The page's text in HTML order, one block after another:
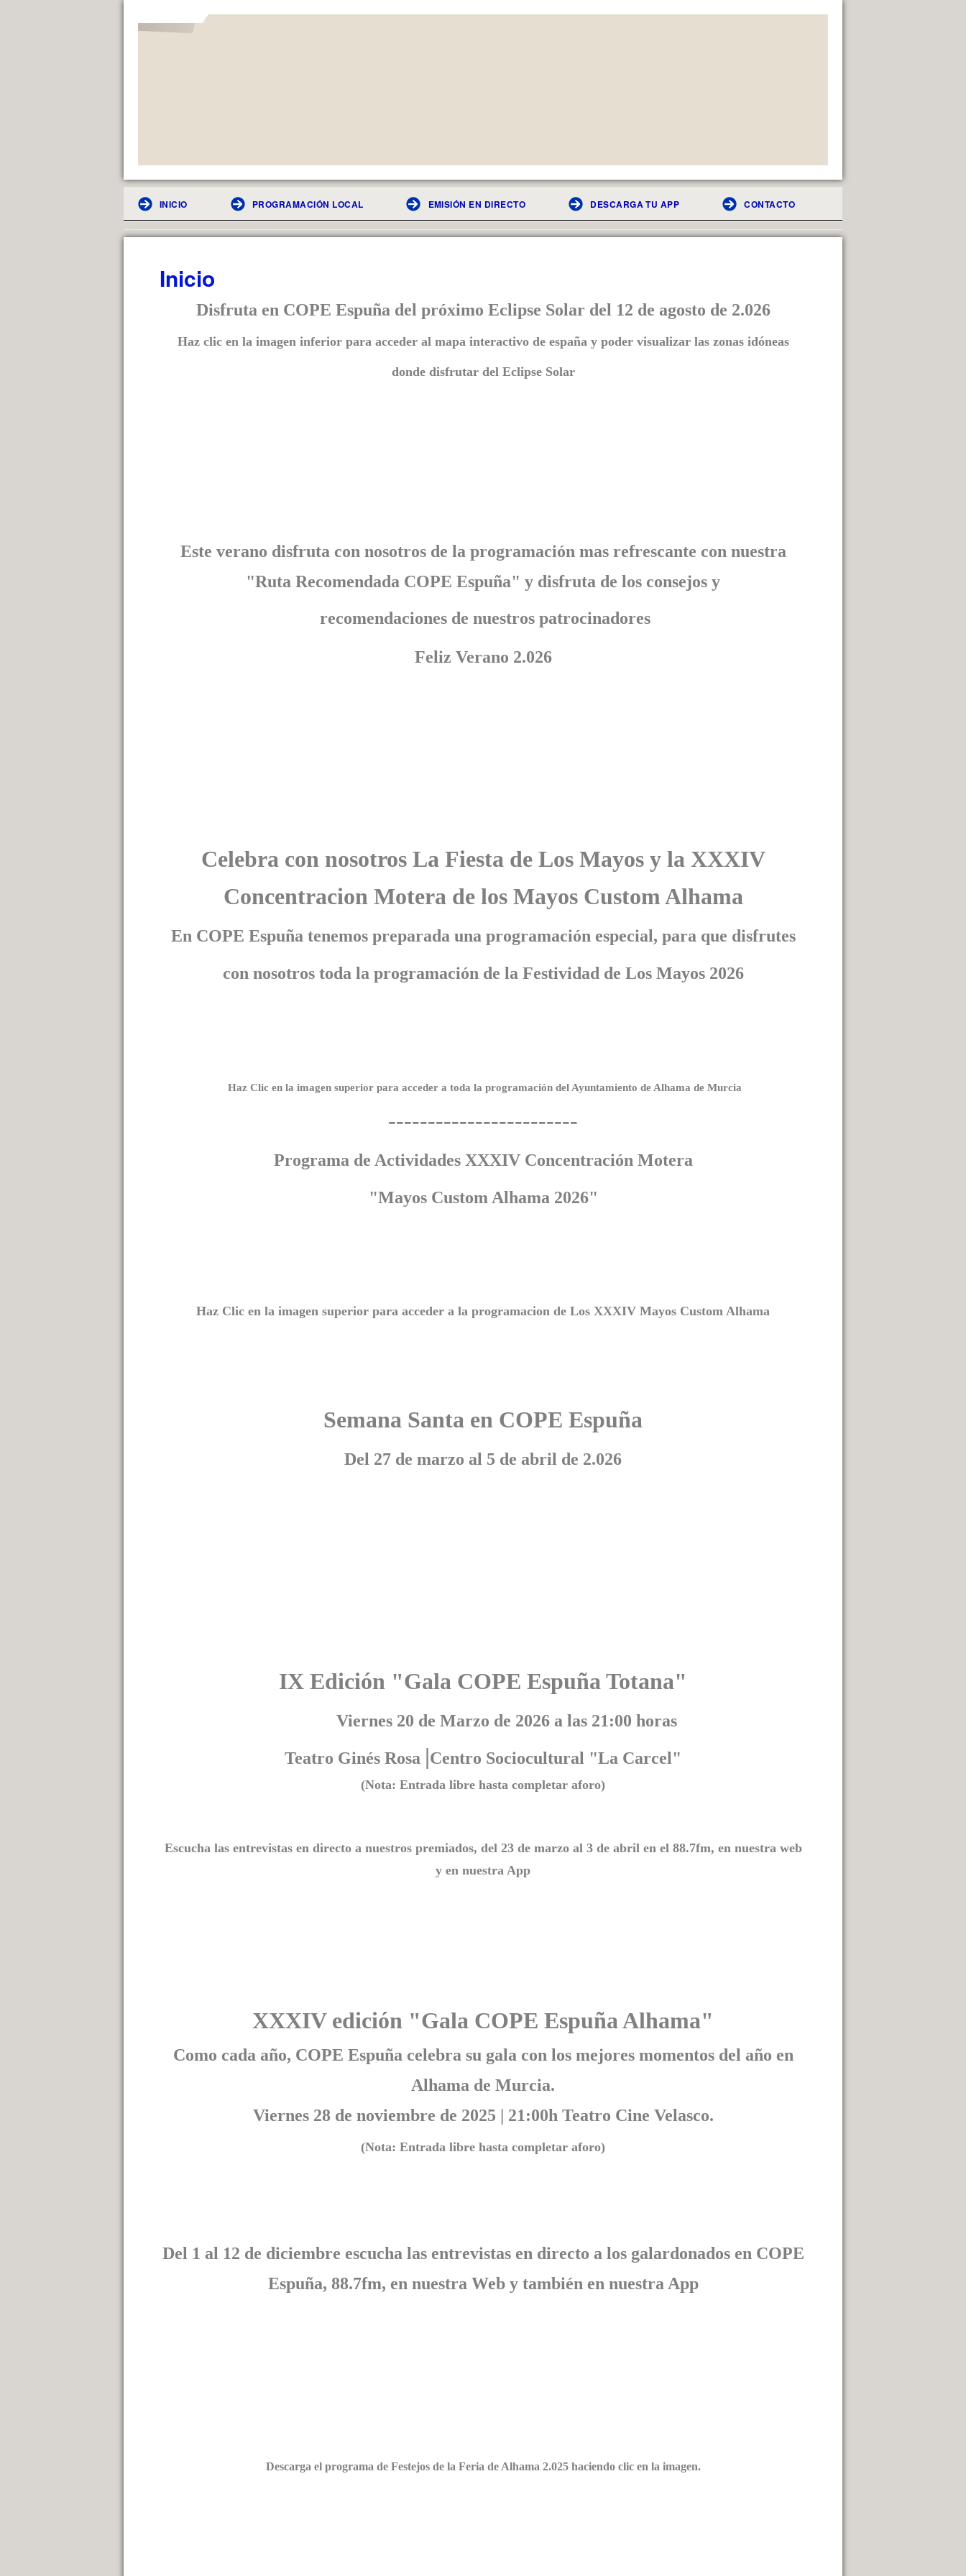
INICIO PROGRAMACIÓN LOCAL EMISIÓN EN DIRECTO DESCARGA TU APP CONTACTO
Inicio
Disfruta en COPE Espuña del próximo Eclipse Solar del 12 de agosto de 2.026
Haz clic en la imagen inferior para acceder al mapa interactivo de españa y poder visualizar las zonas idóneas
donde disfrutar del Eclipse Solar
Este verano disfruta con nosotros de la programación mas refrescante con nuestra
"Ruta Recomendada COPE Espuña" y disfruta de los consejos y
recomendaciones de nuestros patrocinadores
Feliz Verano 2.026
Celebra con nosotros La Fiesta de Los Mayos y la XXXIV
Concentracion Motera de los Mayos Custom Alhama
En COPE Espuña tenemos preparada una programación especial, para que disfrutes
con nosotros toda la programación de la Festividad de Los Mayos 2026
Haz Clic en la imagen superior para acceder a toda la programación del Ayuntamiento de Alhama de Murcia
------------------------
Programa de Actividades XXXIV Concentración Motera
"Mayos Custom Alhama 2026"
Haz Clic en la imagen superior para acceder a la programacion de Los XXXIV Mayos Custom Alhama
Semana Santa en COPE Espuña
Del 27 de marzo al 5 de abril de 2.026
IX Edición "Gala COPE Espuña Totana"
Viernes 20 de Marzo de 2026 a las 21:00 horas
Teatro Ginés Rosa |Centro Sociocultural "La Carcel"
(Nota: Entrada libre hasta completar aforo)
Escucha las entrevistas en directo a nuestros premiados, del 23 de marzo al 3 de abril en el 88.7fm, en nuestra web
y en nuestra App
XXXIV edición "Gala COPE Espuña Alhama"
Como cada año, COPE Espuña celebra su gala con los mejores momentos del año en
Alhama de Murcia.
Viernes 28 de noviembre de 2025 | 21:00h Teatro Cine Velasco.
(Nota: Entrada libre hasta completar aforo)
Del 1 al 12 de diciembre escucha las entrevistas en directo a los galardonados en COPE
Espuña, 88.7fm, en nuestra Web y también en nuestra App
Descarga el programa de Festejos de la Feria de Alhama 2.025 haciendo clic en la imagen.